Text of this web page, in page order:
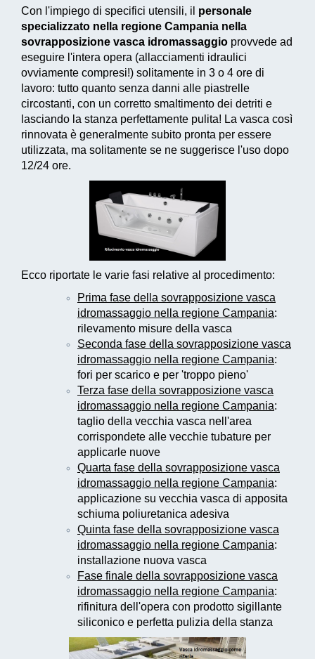
Con l'impiego di specifici utensili, il personale
specializzato nella regione Campania nella
sovrapposizione vasca idromassaggio provvede ad
eseguire l'intera opera (allacciamenti idraulici
ovviamente compresi!) solitamente in 3 o 4 ore di
lavoro: tutto quanto senza danni alle piastrelle
circostanti, con un corretto smaltimento dei detriti e
lasciando la stanza perfettamente pulita! La vasca così
rinnovata è generalmente subito pronta per essere
utilizzata, ma solitamente se ne suggerisce l'uso dopo
12/24 ore.
Ecco riportate le varie fasi relative al procedimento:
Prima fase della sovrapposizione vasca
idromassaggio nella regione Campania:
rilevamento misure della vasca
Seconda fase della sovrapposizione vasca
idromassaggio nella regione Campania:
fori per scarico e per 'troppo pieno'
Terza fase della sovrapposizione vasca
idromassaggio nella regione Campania:
taglio della vecchia vasca nell'area
corrispondete alle vecchie tubature per
applicarle nuove
Quarta fase della sovrapposizione vasca
idromassaggio nella regione Campania:
applicazione su vecchia vasca di apposita
schiuma poliuretanica adesiva
Quinta fase della sovrapposizione vasca
idromassaggio nella regione Campania:
installazione nuova vasca
Fase finale della sovrapposizione vasca
idromassaggio nella regione Campania:
rifinitura dell'opera con prodotto sigillante
siliconico e perfetta pulizia della stanza